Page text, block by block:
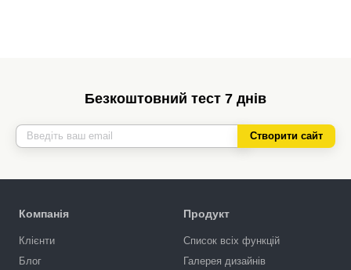
Безкоштовний тест 7 днів
Створити сайт
Компанія
Клієнти
Блог
Продукт
Список всіх функцій
Галерея дизайнів